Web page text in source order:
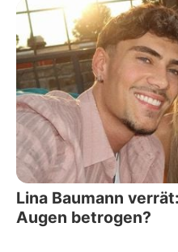
Lina Baumann
Augen betrogen?